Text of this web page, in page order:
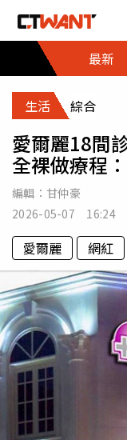
最新
生活 綜合
愛爾麗18間
全裸做療程
編輯： 甘仲豪
2026-05-07 16:24
愛爾麗 網紅